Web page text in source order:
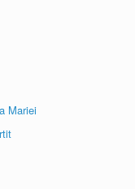
Mariei